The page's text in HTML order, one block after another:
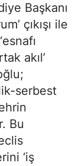
Başkanı
çıkışı ile
akıl’
serbest
Bu
‘iş